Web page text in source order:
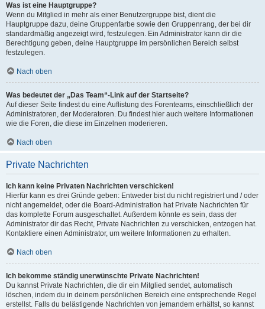
Was ist eine Hauptgruppe?
Wenn du Mitglied in mehr als einer Benutzergruppe bist, dient die
Hauptgruppe dazu, deine Gruppenfarbe sowie den Gruppenrang, der bei dir
standardmäßig angezeigt wird, festzulegen. Ein Administrator kann dir die
Berechtigung geben, deine Hauptgruppe im persönlichen Bereich selbst
festzulegen.
Nach oben
Was bedeutet der „Das Team“-Link auf der Startseite?
Auf dieser Seite findest du eine Auflistung des Forenteams, einschließlich der
Administratoren, der Moderatoren. Du findest hier auch weitere Informationen
wie die Foren, die diese im Einzelnen moderieren.
Nach oben
Private Nachrichten
Ich kann keine Privaten Nachrichten verschicken!
Hierfür kann es drei Gründe geben: Entweder bist du nicht registriert und / oder
nicht angemeldet, oder die Board-Administration hat Private Nachrichten für
das komplette Forum ausgeschaltet. Außerdem könnte es sein, dass der
Administrator dir das Recht, Private Nachrichten zu verschicken, entzogen hat.
Kontaktiere einen Administrator, um weitere Informationen zu erhalten.
Nach oben
Ich bekomme ständig unerwünschte Private Nachrichten!
Du kannst Private Nachrichten, die dir ein Mitglied sendet, automatisch
löschen, indem du in deinem persönlichen Bereich eine entsprechende Regel
erstellst. Falls du belästigende Nachrichten von jemandem erhältst, so kannst